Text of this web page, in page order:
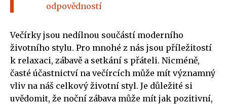
odpovědností
Večírky jsou nedílnou součástí moderního
životního stylu. Pro mnohé z nás jsou příležitostí
k relaxaci, zábavě a setkání s přáteli. Nicméně,
časté účastnictví na večírcích může mít významný
vliv na náš celkový životní styl. Je důležité si
uvědomit, že noční zábava může mít jak pozitivní,